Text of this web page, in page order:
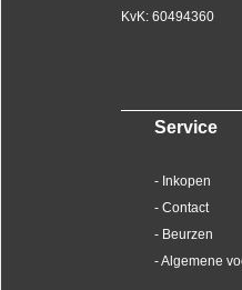
KvK: 60494360
Service
- Inkopen
- Contact
- Beurzen
- Algemene